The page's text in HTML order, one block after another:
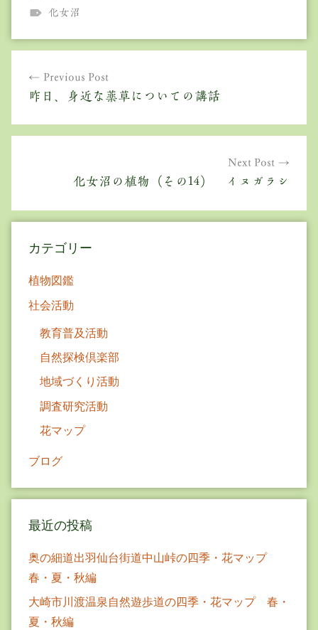
化女沼
ビ
シ
Previous Post
昨日、身近な薬草についての講話
Next Post
化女沼の植物（その14） イヌガラシ
カテゴリー
植物図鑑
社会活動
教育普及活動
自然探検倶楽部
地域づくり活動
調査研究活動
花マップ
ブログ
最近の投稿
奥の細道出羽仙台街道中山峠の四季・花マップ
春・夏・秋編
大崎市川渡温泉自然遊歩道の四季・花マップ 春・
夏・秋編